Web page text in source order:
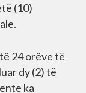
(10)
24 orëve të
dy (2) të
ka